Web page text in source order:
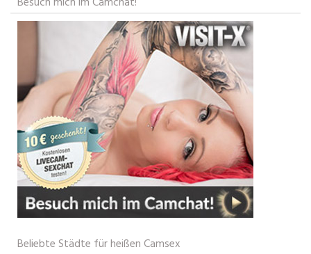
Beliebte Städte für heißen Camsex